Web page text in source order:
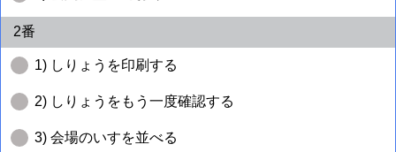
2番
1) しりょうを印刷する
2) しりょうをもう一度確認する
3) 会場のいすを並べる